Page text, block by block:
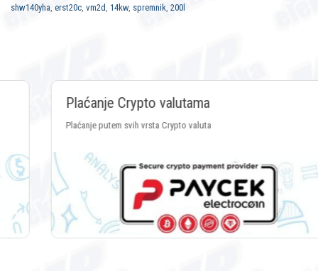
shw140yha, erst20c, vm2d, 14kw, spremnik, 200l
Plaćanje Crypto valutama
Plaćanje putem svih vrsta Crypto valuta